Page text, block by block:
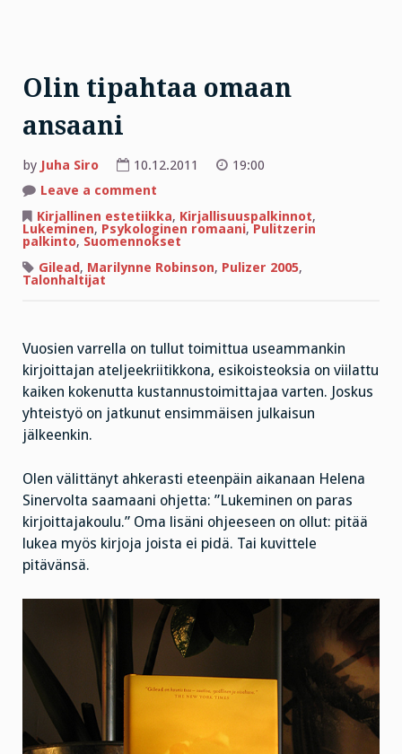
Olin tipahtaa omaan
ansaani
by Juha Siro 10.12.2011
19:00
Leave a comment
tipahtaa
omaan
ansaani
Kirjallinen estetiikka, Kirjallisuuspalkinnot,
Lukeminen, Psykologinen romaani, Pulitzerin
palkinto, Suomennokset
Gilead, Marilynne Robinson, Pulizer 2005,
Talonhaltijat
Vuosien varrella on tullut toimittua useammankin
kirjoittajan ateljeekriitikkona, esikoisteoksia on viilattu
kaiken kokenutta kustannustoimittajaa varten. Joskus
yhteistyö on jatkunut ensimmäisen julkaisun
jälkeenkin.
Olen välittänyt ahkerasti eteenpäin aikanaan Helena
Sinervolta saamaani ohjetta: ”Lukeminen on paras
kirjoittajakoulu.” Oma lisäni ohjeeseen on ollut: pitää
lukea myös kirjoja joista ei pidä. Tai kuvittele
pitävänsä.